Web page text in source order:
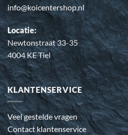
info@koicentershop.nl
Locatie:
Newtonstraat 33-35
4004 KE Tiel
KLANTENSERVICE
Veel gestelde vragen
Contact klantenservice